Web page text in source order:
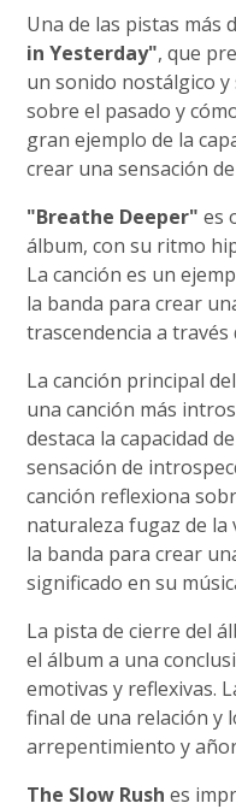
Una de las pistas más
in Yesterday", que
un sonido nostálgico
sobre el pasado y
gran ejemplo de la
crear una sensación
"Breathe Deeper" es
álbum, con su ritmo
La canción es un
la banda para crear
trascendencia a través
La canción principal
una canción más
destaca la capacidad
sensación de
canción reflexiona
naturaleza fugaz de la
la banda para crear
significado en su
La pista de cierre del
el álbum a una
emotivas y reflexivas.
final de una relación y
arrepentimiento y
The Slow Rush es